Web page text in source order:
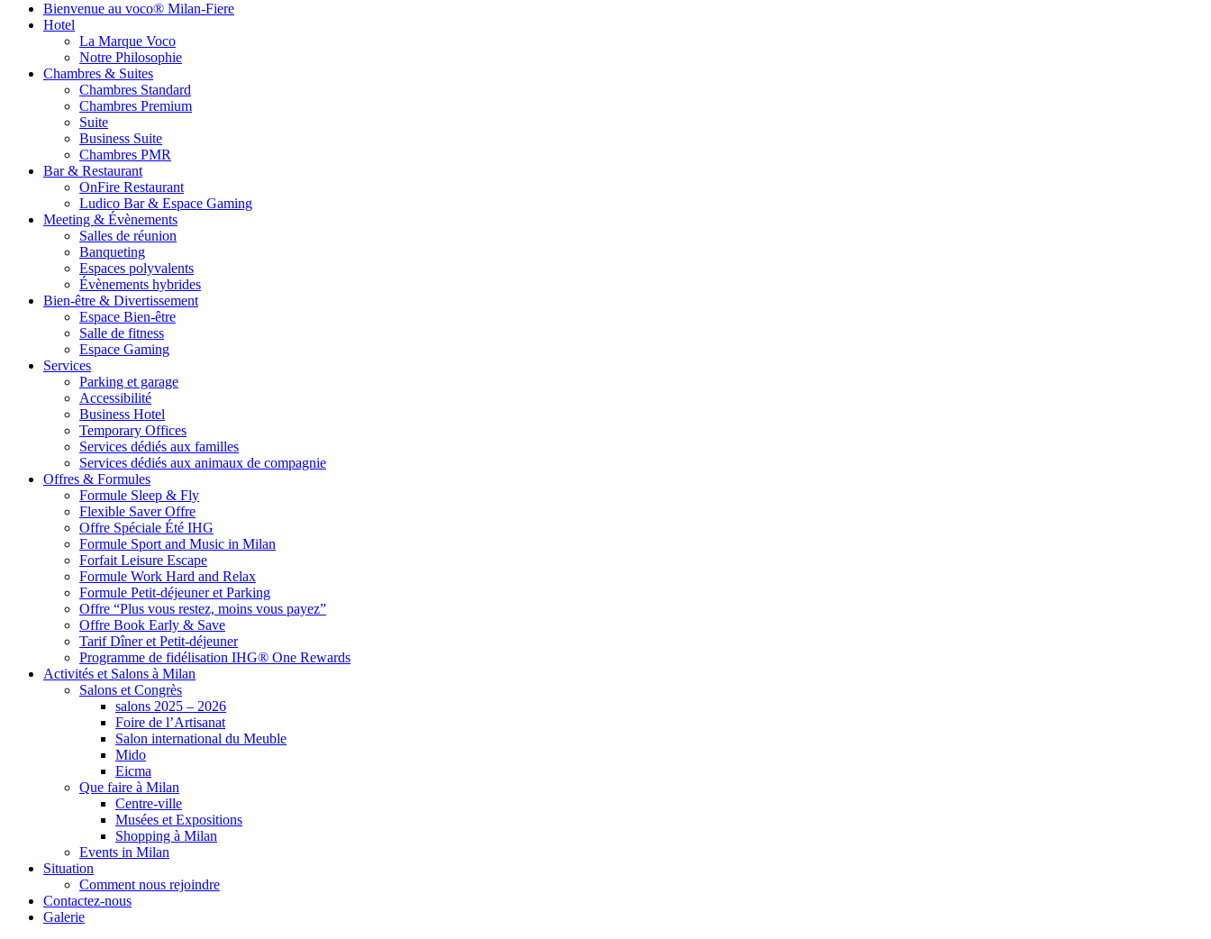
Bienvenue au voco® Milan-Fiere
Hotel
La Marque Voco
Notre Philosophie
Chambres & Suites
Chambres Standard
Chambres Premium
Suite
Business Suite
Chambres PMR
Bar & Restaurant
OnFire Restaurant
Ludico Bar & Espace Gaming
Meeting & Évènements
Salles de réunion
Banqueting
Espaces polyvalents
Évènements hybrides
Bien-être & Divertissement
Espace Bien-être
Salle de fitness
Espace Gaming
Services
Parking et garage
Accessibilité
Business Hotel
Temporary Offices
Services dédiés aux familles
Services dédiés aux animaux de compagnie
Offres & Formules
Formule Sleep & Fly
Flexible Saver Offre
Offre Spéciale Été IHG
Formule Sport and Music in Milan
Forfait Leisure Escape
Formule Work Hard and Relax
Formule Petit-déjeuner et Parking
Offre “Plus vous restez, moins vous payez”
Offre Book Early & Save
Tarif Dîner et Petit-déjeuner
Programme de fidélisation IHG® One Rewards
Activités et Salons à Milan
Salons et Congrès
salons 2025 – 2026
Foire de l’Artisanat
Salon international du Meuble
Mido
Eicma
Que faire à Milan
Centre-ville
Musées et Expositions
Shopping à Milan
Events in Milan
Situation
Comment nous rejoindre
Contactez-nous
Galerie